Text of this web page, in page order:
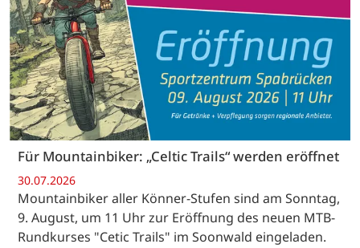
Für Mountainbiker: „Celtic Trails“ werden eröffnet
30.07.2026
Mountainbiker aller Könner-Stufen sind am Sonntag,
9. August, um 11 Uhr zur Eröffnung des neuen MTB-
Rundkurses "Cetic Trails" im Soonwald eingeladen.